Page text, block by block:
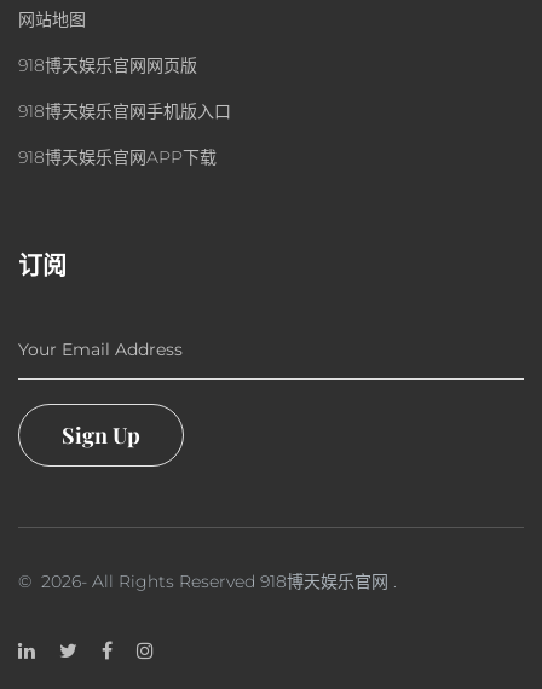
网站地图
918博天娱乐官网网页版
918博天娱乐官网手机版入口
918博天娱乐官网APP下载
订阅
Your Email Address
Sign Up
© 2026- All Rights Reserved 918博天娱乐官网 .